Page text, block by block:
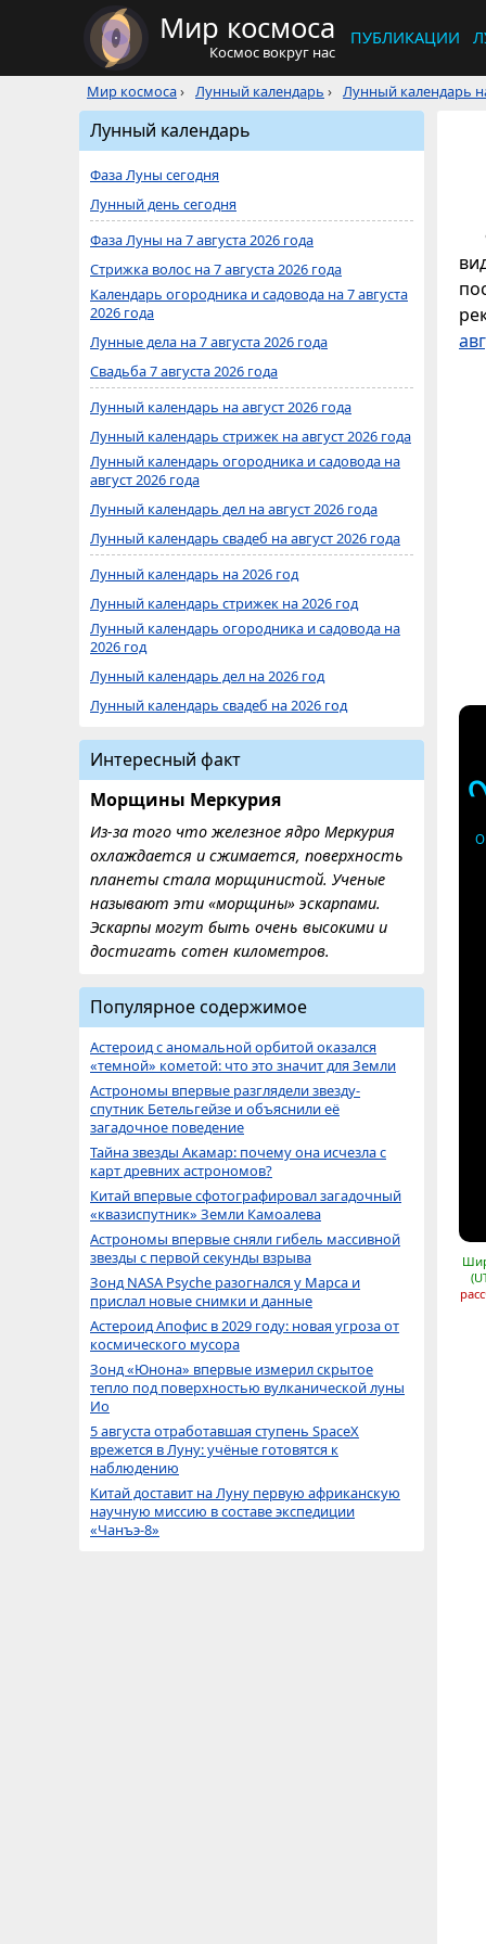
Мир космоса
Космос вокруг нас
ПУБЛИКАЦИИ
Мир космоса› Лунный календарь › Лунный календарь
Лунный календарь
Фаза Луны сегодня
Лунный день сегодня
Фаза Луны на 7 августа 2026 года
Стрижка волос на 7 августа 2026 года
Календарь огородника и садовода на 7 августа
2026 года
Лунные дела на 7 августа 2026 года
Свадьба 7 августа 2026 года
Лунный календарь на август 2026 года
Лунный календарь стрижек на август 2026 года
Лунный календарь огородника и садовода на
август 2026 года
Лунный календарь дел на август 2026 года
Лунный календарь свадеб на август 2026 года
Лунный календарь на 2026 год
Лунный календарь стрижек на 2026 год
Лунный календарь огородника и садовода на
2026 год
Лунный календарь дел на 2026 год
Лунный календарь свадеб на 2026 год
Интересный факт
Морщины Меркурия
Из-за того что железное ядро ​​Меркурия
охлаждается и сжимается, поверхность
планеты стала морщинистой. Ученые
называют эти «морщины» эскарпами.
Эскарпы могут быть очень высокими и
достигать сотен километров.
Популярное содержимое
Астероид с аномальной орбитой оказался
«темной» кометой: что это значит для Земли
Астрономы впервые разглядели звезду-
спутник Бетельгейзе и объяснили её
загадочное поведение
Тайна звезды Акамар: почему она исчезла с
карт древних астрономов?
Китай впервые сфотографировал загадочный
«квазиспутник» Земли Камоалева
Астрономы впервые сняли гибель массивной
звезды с первой секунды взрыва
Зонд NASA Psyche разогнался у Марса и
прислал новые снимки и данные
Астероид Апофис в 2029 году: новая угроза от
космического мусора
Зонд «Юнона» впервые измерил скрытое
тепло под поверхностью вулканической луны
Ио
5 августа отработавшая ступень SpaceX
врежется в Луну: учёные готовятся к
наблюдению
Китай доставит на Луну первую африканскую
научную миссию в составе экспедиции
«Чанъэ-8»